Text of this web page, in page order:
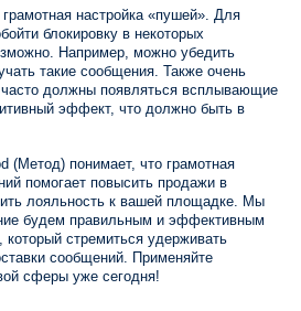
настройка «пушей». Для
блокировку в некоторых
Например, можно убедить
такие сообщения. Также очень
часто должны появляться всплывающие
эффект, что должно быть в
(Метод) понимает, что грамотная
помогает повысить продажи в
лояльность к вашей площадке. Мы
будем правильным и эффективным
который стремиться удерживать
сообщений. Применяйте
сферы уже сегодня!